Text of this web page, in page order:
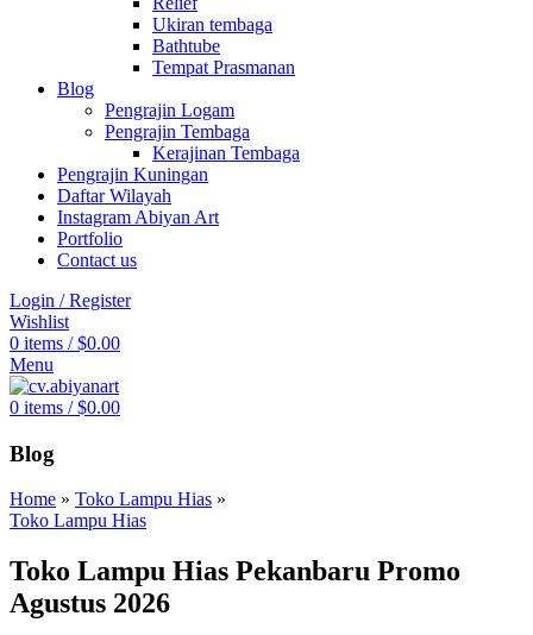
Ukiran tembaga
Bathtube
Tempat Prasmanan
Blog
Pengrajin Logam
Pengrajin Tembaga
Kerajinan Tembaga
Pengrajin Kuningan
Daftar Wilayah
Instagram Abiyan Art
Portfolio
Contact us
Login / Register
Wishlist
0 items / $0.00
Menu
0 items / $0.00
Blog
Home » Toko Lampu Hias »
Toko Lampu Hias
Toko Lampu Hias Pekanbaru Promo
Agustus 2026